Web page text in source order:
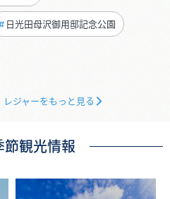
日光田母沢御用邸記念公園
ジャーをもっと見る
節観光情報